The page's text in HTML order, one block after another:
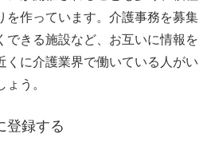
を作っています。介護事務を募集
できる施設など、お互いに情報を
くに介護業界で働いている人がい
う。
登録する